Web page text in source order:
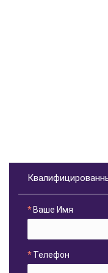
Ваше Имя
Телефон